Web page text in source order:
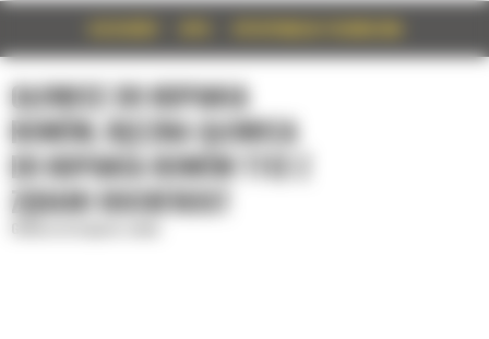
GŁOWICE DO KOPANIA
ROWÓW, RĘCZNA GŁOWICA
DO KOPANIA ROWÓW T112 Z
ZĘBAMI ROCKFROST